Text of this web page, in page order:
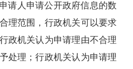
人申请公开政府信息的数
理范围，行政机关可以要求
政机关认为申请理由不合理
处理；行政机关认为申请理